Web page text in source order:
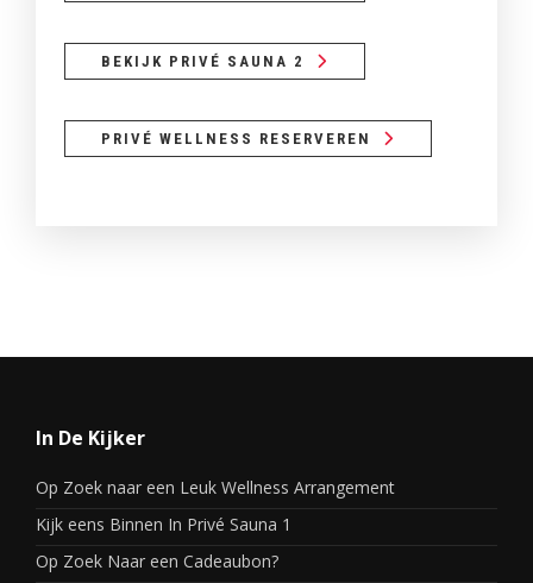
BEKIJK PRIVÉ SAUNA 2
PRIVÉ WELLNESS RESERVEREN
In De Kijker
Op Zoek naar een Leuk Wellness Arrangement
Kijk eens Binnen In Privé Sauna 1
Op Zoek Naar een Cadeaubon?